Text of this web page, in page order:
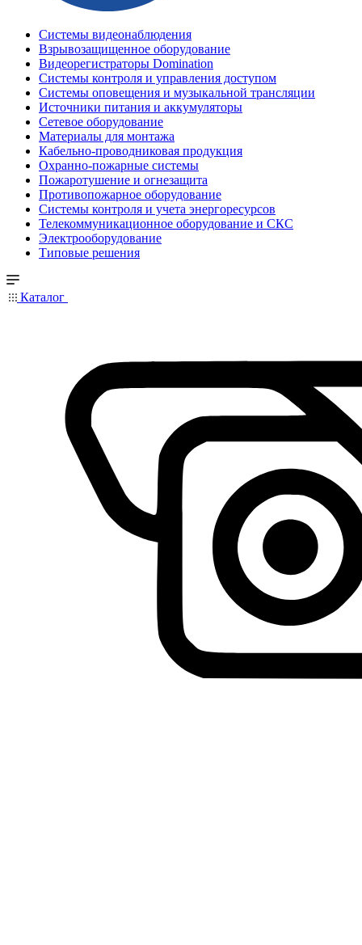
Системы видеонаблюдения
Взрывозащищенное оборудование
Видеорегистраторы Domination
Системы контроля и управления доступом
Системы оповещения и музыкальной трансляции
Источники питания и аккумуляторы
Сетевое оборудование
Материалы для монтажа
Кабельно-проводниковая продукция
Охранно-пожарные системы
Пожаротушение и огнезащита
Противопожарное оборудование
Системы контроля и учета энергоресурсов
Телекоммуникационное оборудование и СКС
Электрооборудование
Типовые решения
Каталог